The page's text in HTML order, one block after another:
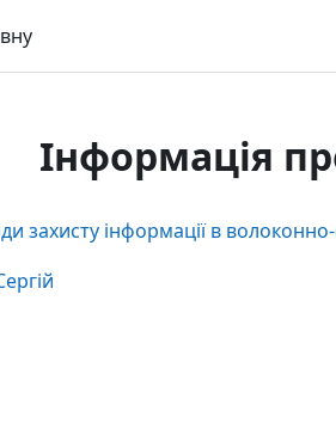
Інформація
захисту інформації в